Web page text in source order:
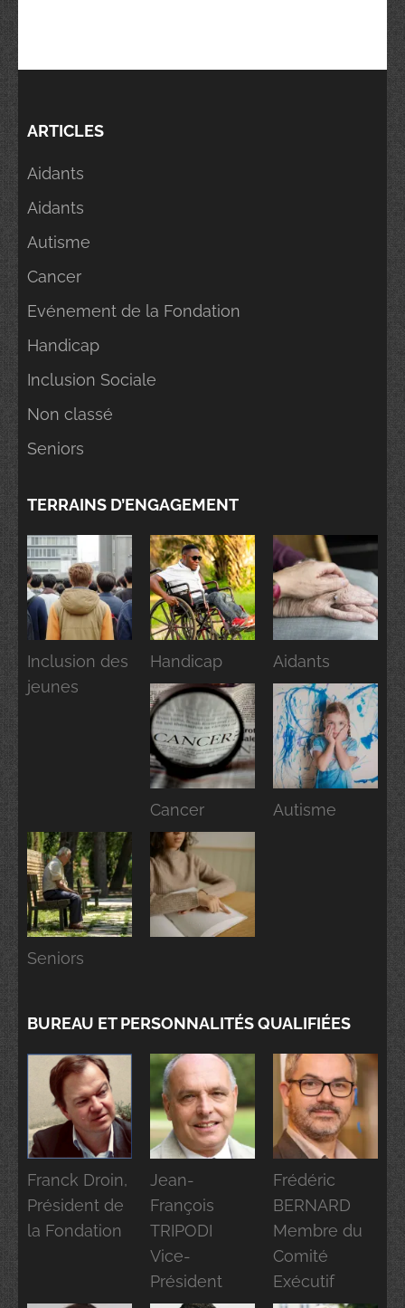
ARTICLES
Aidants
Aidants
Autisme
Cancer
Evénement de la Fondation
Handicap
Inclusion Sociale
Non classé
Seniors
TERRAINS D’ENGAGEMENT
Inclusion des
jeunes
Handicap Aidants
Cancer Autisme
Seniors
BUREAU ET PERSONNALITÉS QUALIFIÉES
Franck Droin,
Président de
la Fondation
Jean-
François
TRIPODI
Vice-
Président
Frédéric
BERNARD
Membre du
Comité
Exécutif